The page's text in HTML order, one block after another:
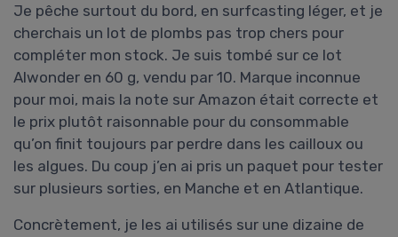
Je pêche surtout du bord, en surfcasting léger, et je
cherchais un lot de plombs pas trop chers pour
compléter mon stock. Je suis tombé sur ce lot
Alwonder en 60 g, vendu par 10. Marque inconnue
pour moi, mais la note sur Amazon était correcte et
le prix plutôt raisonnable pour du consommable
qu’on finit toujours par perdre dans les cailloux ou
les algues. Du coup j’en ai pris un paquet pour tester
sur plusieurs sorties, en Manche et en Atlantique.
Concrètement, je les ai utilisés sur une dizaine de